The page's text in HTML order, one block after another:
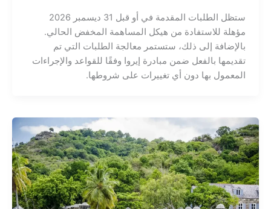
ستظل الطلبات المقدمة في أو قبل 31 ديسمبر 2026
مؤهلة للاستفادة من هيكل المساهمة المخفض الحالي.
بالإضافة إلى ذلك، ستستمر معالجة الطلبات التي تم
تقديمها بالفعل ضمن مبادرة إيروا وفقًا للقواعد والإجراءات
المعمول بها دون أي تغييرات على شروطها.